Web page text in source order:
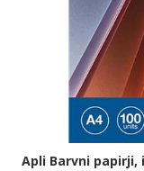
Apli Barvni